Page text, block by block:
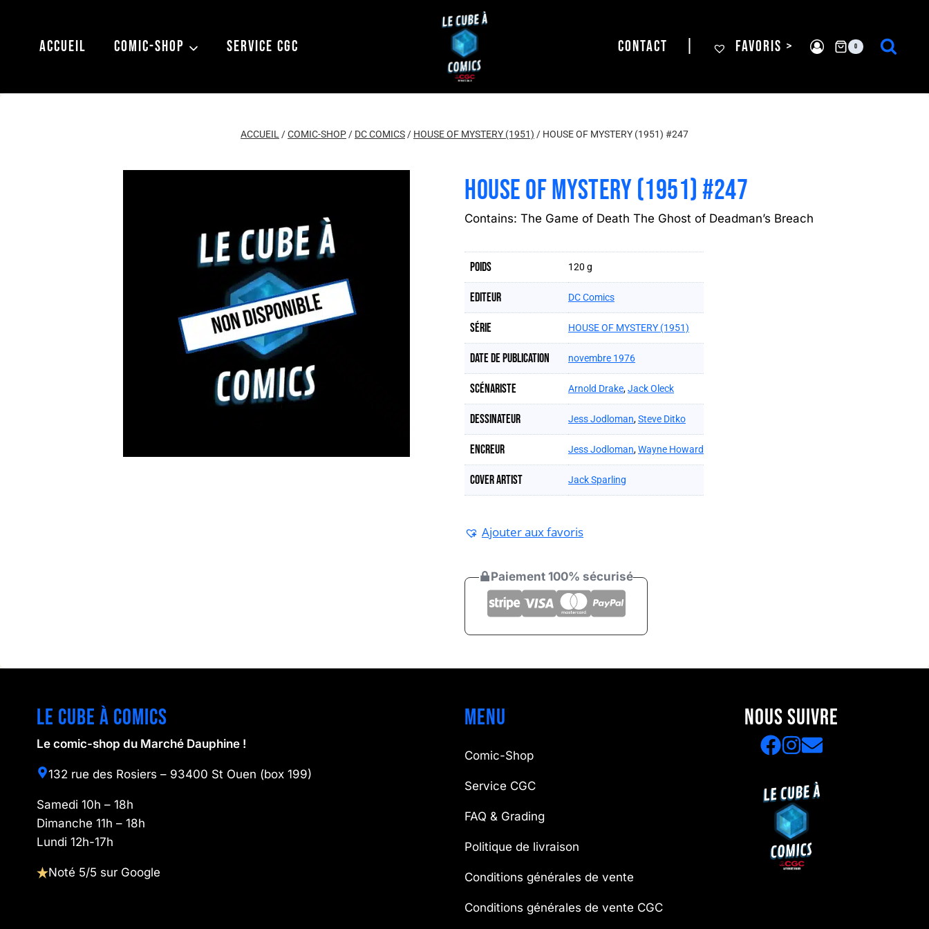
contenuACCUEIL COMIC-SHOP SERVICE CGC CONTACT FAVORIS > 0
ACCUEIL/COMIC-SHOP/ DC COMICS/ HOUSE OF MYSTERY (1951) / HOUSE OF MYSTERY (1951) #247
HOUSE OF MYSTERY (1951) #247
Contains: The Game of Death The Ghost of Deadman’s Breach
Poids 120 g
Editeur DC Comics
Série HOUSE OF MYSTERY (1951)
Date de publication novembre 1976
Scénariste Arnold Drake,Jack Oleck
Dessinateur Jess Jodloman,Steve Ditko
Encreur Jess Jodloman,Wayne Howard
Cover artist Jack Sparling
Ajouter aux favoris
Paiement 100% sécurisé
Le cube à comics
Le comic-shop du Marché Dauphine !
132 rue des Rosiers – 93400 St Ouen (box 199)
Samedi 10h – 18h
Dimanche 11h – 18h
Lundi 12h-17h
Noté 5/5 sur Google
Menu
Comic-Shop
Service CGC
FAQ & Grading
Politique de livraison
Conditions générales de vente
Conditions générales de vente CGC
NOUS SUIVRE